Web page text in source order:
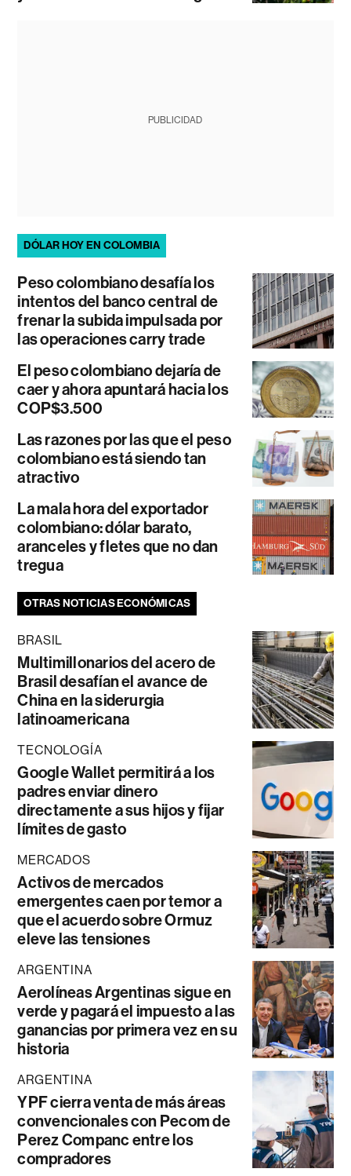
PUBLICIDAD
DÓLAR HOY EN COLOMBIA
Peso colombiano desafía los
intentos del banco central de
frenar la subida impulsada por
las operaciones carry trade
El peso colombiano dejaría de
caer y ahora apuntará hacia los
COP$3.500
Las razones por las que el peso
colombiano está siendo tan
atractivo
La mala hora del exportador
colombiano: dólar barato,
aranceles y fletes que no dan
tregua
OTRAS NOTICIAS ECONÓMICAS
BRASIL
Multimillonarios del acero de
Brasil desafían el avance de
China en la siderurgia
latinoamericana
TECNOLOGÍA
Google Wallet permitirá a los
padres enviar dinero
directamente a sus hijos y fijar
límites de gasto
MERCADOS
Activos de mercados
emergentes caen por temor a
que el acuerdo sobre Ormuz
eleve las tensiones
ARGENTINA
Aerolíneas Argentinas sigue en
verde y pagará el impuesto a las
ganancias por primera vez en su
historia
ARGENTINA
YPF cierra venta de más áreas
convencionales con Pecom de
Perez Companc entre los
compradores